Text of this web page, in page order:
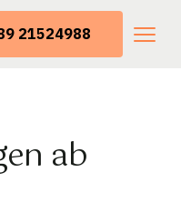
21524988
ab